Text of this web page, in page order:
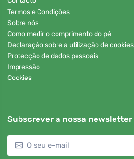
Termos e Condições
Sobre nós
Como medir o comprimento do pé
Declaração sobre a utilização de cookies
Protecção de dados pessoais
Impressão
Cookies
Subscrever a nossa newsletter